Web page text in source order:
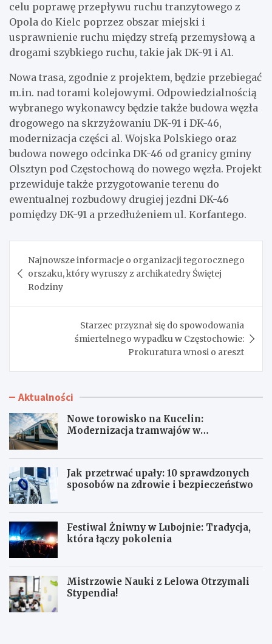
celu poprawę przepływu ruchu tranzytowego z
Opola do Kielc poprzez obszar miejski i
usprawnienie ruchu między strefą przemysłową a
drogami szybkiego ruchu, takie jak DK-91 i A1.
Nowa trasa, zgodnie z projektem, będzie przebiegać
m.in. nad torami kolejowymi. Odpowiedzialnością
wybranego wykonawcy będzie także budowa węzła
drogowego na skrzyżowaniu DK-91 i DK-46,
modernizacja części al. Wojska Polskiego oraz
budowa nowego odcinka DK-46 od granicy gminy
Olsztyn pod Częstochową do nowego węzła. Projekt
przewiduje także przygotowanie terenu do
ewentualnej rozbudowy drugiej jezdni DK-46
pomiędzy DK-91 a przedłużeniem ul. Korfantego.
wpisu
Najnowsze informacje o organizacji tegorocznego
orszaku, który wyruszy z archikatedry Świętej
Rodziny
Starzec przyznał się do spowodowania
śmiertelnego wypadku w Częstochowie:
Prokuratura wnosi o areszt
Aktualności
Nowe torowisko na Kucelin:
Modernizacja tramwajów w
Jak przetrwać upały: 10 sprawdzonych
sposobów na zdrowie i bezpieczeństwo
Festiwal Żniwny w Lubojnie: Tradycja,
która łączy pokolenia
Mistrzowie Nauki z Lelowa Otrzymali
Stypendia!
N
J